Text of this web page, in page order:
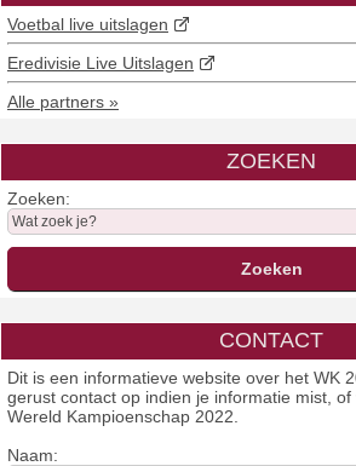
Voetbal live uitslagen
Eredivisie Live Uitslagen
Alle partners »
ZOEKEN
Zoeken:
CONTACT
Dit is een informatieve website over het WK
gerust contact op indien je informatie mist,
Wereld Kampioenschap 2022.
Naam: